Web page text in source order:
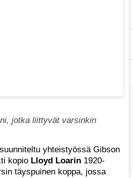
jotka liittyvät varsinkin
yhteistyössä Gibson
kopio Lloyd Loarin 1920-
täyspuinen koppa, jossa